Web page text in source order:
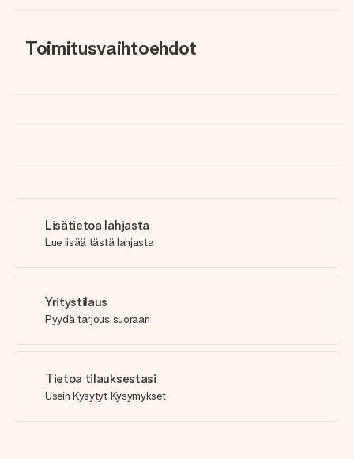
Toimitusvaihtoehdot
Lisätietoa lahjasta
Lue lisää tästä lahjasta
Yritystilaus
Pyydä tarjous suoraan
Tietoa tilauksestasi
Usein Kysytyt Kysymykset